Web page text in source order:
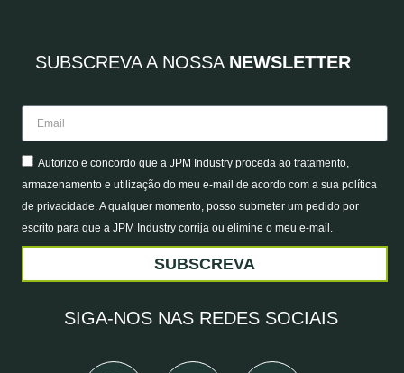
SUBSCREVA A NOSSA NEWSLETTER
Autorizo e concordo que a JPM Industry proceda ao tratamento,
armazenamento e utilização do meu e-mail de acordo com a sua política
de privacidade. A qualquer momento, posso submeter um pedido por
escrito para que a JPM Industry corrija ou elimine o meu e-mail.
SUBSCREVA
SIGA-NOS NAS REDES SOCIAIS